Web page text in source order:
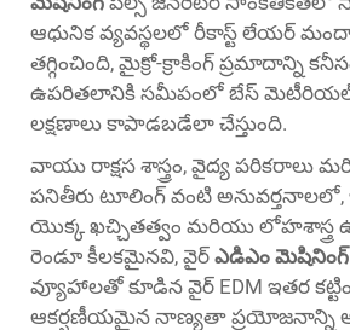
ఆధునిక వ్యవస్థలలో రీకాస్ట్ లేయర్
తగ్గించింది, మైక్రో-క్రాకింగ్ ప్రమాదాన్ని
ఉపరితలానికి సమీపంలో బేస్
లక్షణాలు కాపాడబడేలా చేస్తుంది.
వాయు రాక్షస శాస్త్రం, వైద్య పరికరాలు
పనితీరు టూలింగ్ వంటి
యొక్క ఖచ్చితత్వం మరియు లోహశాస్త్ర
రెండూ కీలకమైనవి, వైర్ ఎడిఎం మెషినింగ్
వ్యూహాలతో కూడిన వైర్ EDM ఇతర
ఆకర్షణీయమైన నాణ్యతా ప్రయోజనాన్ని